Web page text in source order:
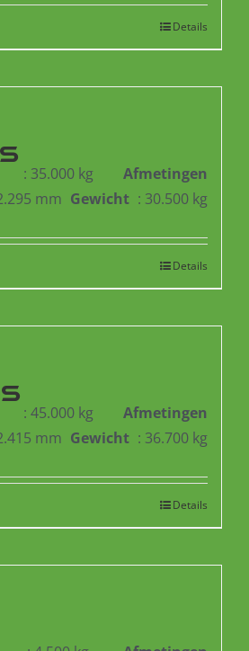
Details
: 35.000 kg
Afmetingen
mm Gewicht : 30.500 kg
Details
: 45.000 kg
Afmetingen
mm Gewicht : 36.700 kg
Details